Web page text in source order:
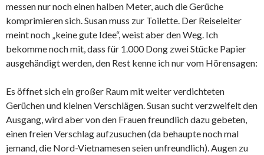
messen nur noch einen halben Meter, auch die Gerüche
komprimieren sich. Susan muss zur Toilette. Der Reiseleiter
meint noch „keine gute Idee“, weist aber den Weg. Ich
bekomme noch mit, dass für 1.000 Dong zwei Stücke Papier
ausgehändigt werden, den Rest kenne ich nur vom Hörensagen:
Es öffnet sich ein großer Raum mit weiter verdichteten
Gerüchen und kleinen Verschlägen. Susan sucht verzweifelt den
Ausgang, wird aber von den Frauen freundlich dazu gebeten,
einen freien Verschlag aufzusuchen (da behaupte noch mal
jemand, die Nord-Vietnamesen seien unfreundlich). Augen zu